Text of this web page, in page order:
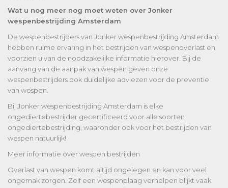
Wat u nog meer nog moet weten over Jonker
wespenbestrijding Amsterdam
De wespenbestrijders van Jonker wespenbestrijding Amsterdam
hebben ruime ervaring in het bestrijden van wespenoverlast en
voorzien u van de noodzakelijke informatie hierover. Bij de
aanvang van de aanpak van wespen geven onze
wespenbestrijders ook duidelijke adviezen voor de preventie
van wespen.
Bij Jonker wespenbestrijding Amsterdam is elke
ongediertebestrijder gecertificeerd voor alle soorten
ongediertebestrijding, waaronder ook voor het bestrijden van
wespen natuurlijk!
Meer informatie over wespen bestrijden
Overlast van wespen komt altijd ongelegen en kan voor veel
ongemak zorgen. Zelf een wespenplaag verhelpen blijkt vaak